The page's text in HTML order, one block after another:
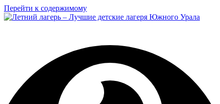
Перейти к содержимому